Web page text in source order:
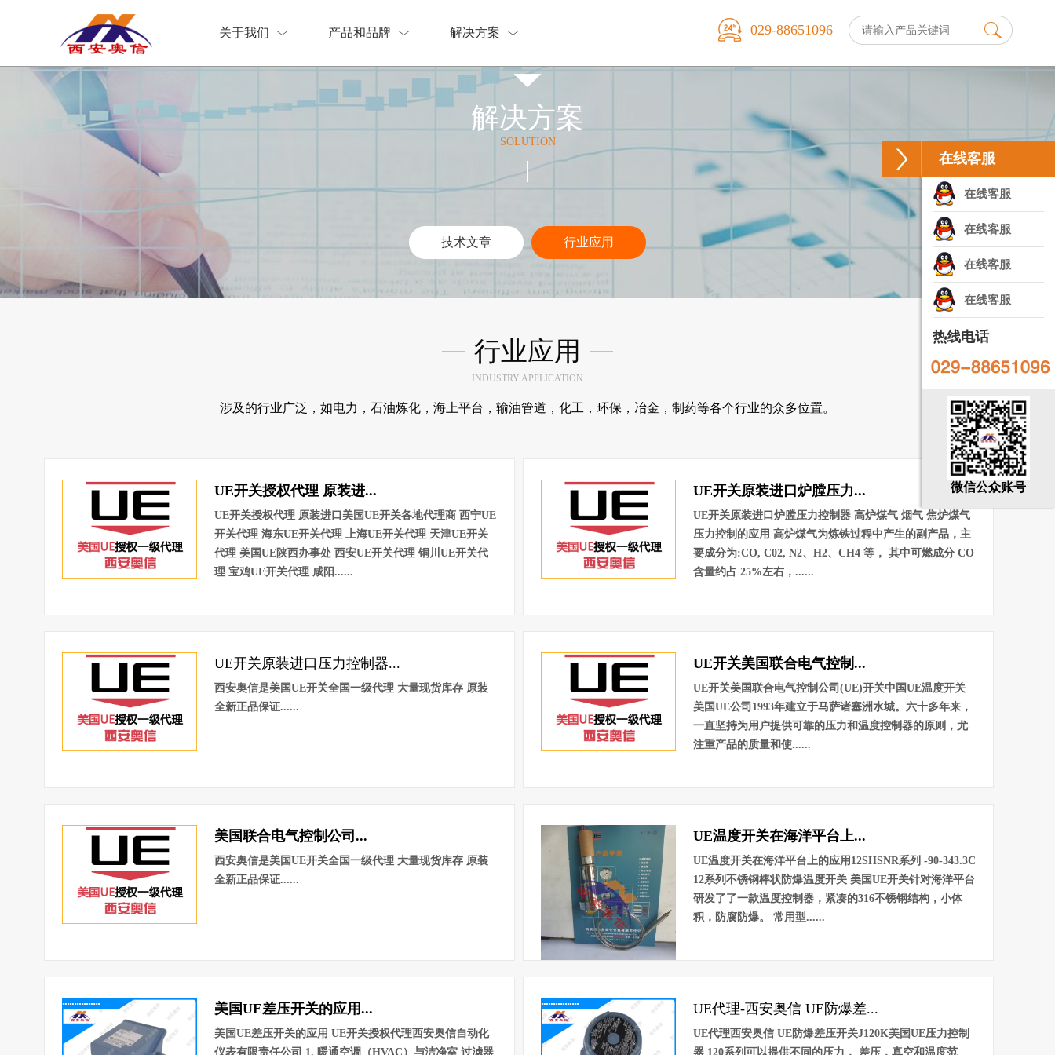
关于我们
关于我们
产品和品牌
产品和品牌
解决方案
解决方案
029-88651096
解决方案
SOLUTION
技术文章 行业应用
行业应用
INDUSTRY APPLICATION
涉及的行业广泛，如电力，石油炼化，海上平台，输油管道，化工，环保，冶金，制药等各个行业的众多位置。
UE开关授权代理 原装进...
UE开关授权代理 原装进口美国UE开关各地代理商 西宁UE
开关代理 海东UE开关代理 上海UE开关代理 天津UE开关
代理 美国UE陕西办事处 西安UE开关代理 铜川UE开关代
理 宝鸡UE开关代理 咸阳......
UE开关原装进口炉膛压力...
UE开关原装进口炉膛压力控制器 高炉煤气 烟气 焦炉煤气
压力控制的应用 高炉煤气为炼铁过程中产生的副产品，主
要成分为:CO, C02, N2、H2、CH4 等， 其中可燃成分 CO
含量约占 25%左右，......
UE开关原装进口压力控制器...
西安奥信是美国UE开关全国一级代理 大量现货库存 原装
全新正品保证......
UE开关美国联合电气控制...
UE开关美国联合电气控制公司(UE)开关中国UE温度开关
美国UE公司1993年建立于马萨诸塞洲水城。六十多年来，
一直坚持为用户提供可靠的压力和温度控制器的原则，尤
注重产品的质量和使......
美国联合电气控制公司...
西安奥信是美国UE开关全国一级代理 大量现货库存 原装
全新正品保证......
UE温度开关在海洋平台上...
UE温度开关在海洋平台上的应用12SHSNR系列 -90-343.3C
12系列不锈钢棒状防爆温度开关 美国UE开关针对海洋平台
研发了了一款温度控制器，紧凑的316不锈钢结构，小体
积，防腐防爆。 常用型......
美国UE差压开关的应用...
美国UE差压开关的应用 UE开关授权代理西安奥信自动化
仪表有限责任公司 1. 暖通空调（HVAC）与洁净室 过滤器
UE代理-西安奥信 UE防爆差...
UE代理西安奥信 UE防爆差压开关J120K美国UE压力控制
器 120系列可以提供不同的压力， 差压，真空和温度范
在线客服
在线客服
在线客服
在线客服
在线客服
热线电话
微信公众账号